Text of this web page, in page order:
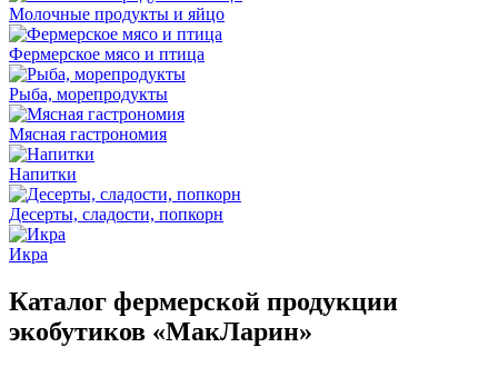
Молочные продукты и яйцо
Фермерское мясо и птица
Рыба, морепродукты
Мясная гастрономия
Напитки
Десерты, сладости, попкорн
Икра
Каталог фермерской продукции
экобутиков «МакЛарин»